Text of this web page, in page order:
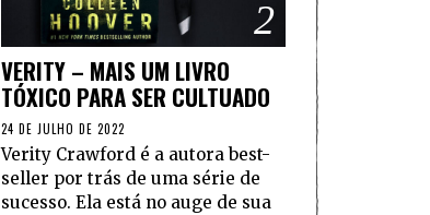
2
VERITY – MAIS UM LIVRO
TÓXICO PARA SER CULTUADO
24 DE JULHO DE 2022
Verity Crawford é a autora best-
seller por trás de uma série de
sucesso. Ela está no auge de sua